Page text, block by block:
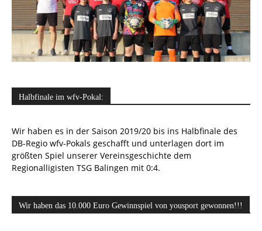
Halbfinale im wfv-Pokal:
Wir haben es in der Saison 2019/20 bis ins Halbfinale des
DB-Regio wfv-Pokals geschafft und unterlagen dort im
größten Spiel unserer Vereinsgeschichte dem
Regionalligisten TSG Balingen mit 0:4.
Wir haben das 10.000 Euro Gewinnspiel von yousport gewonnen!!!